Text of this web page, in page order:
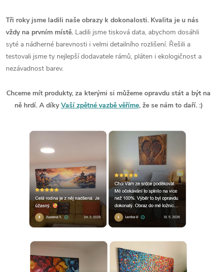
Tři roky jsme ladili naše obrazy k dokonalosti. Kvalita je u nás
vždy na prvním místě. Ladili jsme tisková data, abychom dosáhli
syté a nádherné barevnosti i velmi detailního rozlišení. Řešili a
testovali jsme ty nejlepší dodavatele rámů, pláten i ekologičnost a
nezávadnost barev.
Chceme mít produkty, za kterými si můžeme opravdu stát a být na
ně hrdí. A díkyVaší zpětné vazbě věříme, že se nám to daří. :)